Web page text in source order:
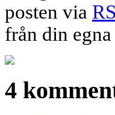
posten via
från din
4